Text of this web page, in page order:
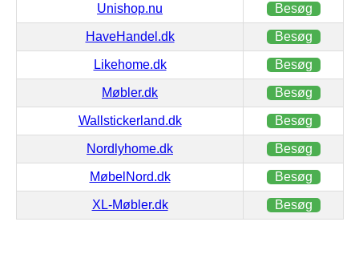
Unishop.nu Besøg
HaveHandel.dk Besøg
Likehome.dk Besøg
Møbler.dk Besøg
Wallstickerland.dk Besøg
Nordlyhome.dk Besøg
MøbelNord.dk Besøg
XL-Møbler.dk Besøg